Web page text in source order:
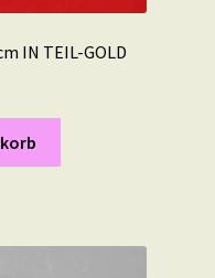
IN TEIL-GOLD